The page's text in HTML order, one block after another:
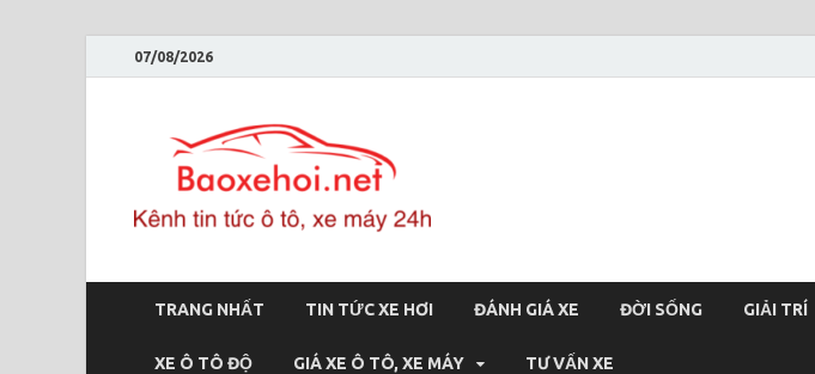
07/08/2026
TRANG NHẤT TIN TỨC XE HƠI ĐÁNH GIÁ XE ĐỜI SỐNG GIẢI TRÍ
XE Ô TÔ ĐỘ GIÁ XE Ô TÔ, XE MÁY TƯ VẤN XE